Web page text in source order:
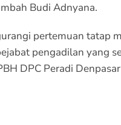
Budi Adnyana.
pertemuan tatap
pengadilan yang
DPC Peradi